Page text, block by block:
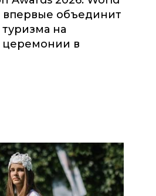
впервые объединит
на
в